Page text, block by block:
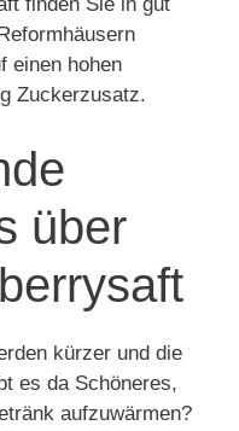
einen hohen
Zuckerzusatz.
über
kürzer und die
es da Schöneres,
aufzuwärmen?